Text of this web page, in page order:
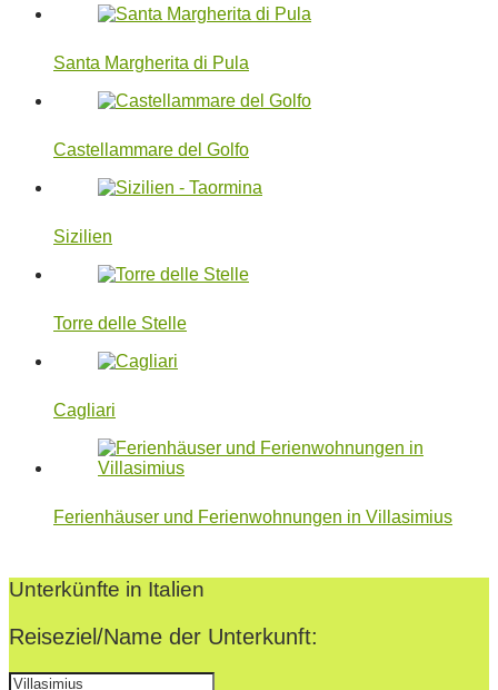
Santa Margherita di Pula
Castellammare del Golfo
Sizilien
Torre delle Stelle
Cagliari
Ferienhäuser und Ferienwohnungen in Villasimius
08-
06
Unterkünfte in Italien
Reiseziel/Name der Unterkunft: